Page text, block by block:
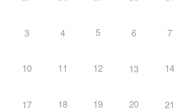
3 4 5 6 7
10 11 12 13 14
17 18 19 20 21